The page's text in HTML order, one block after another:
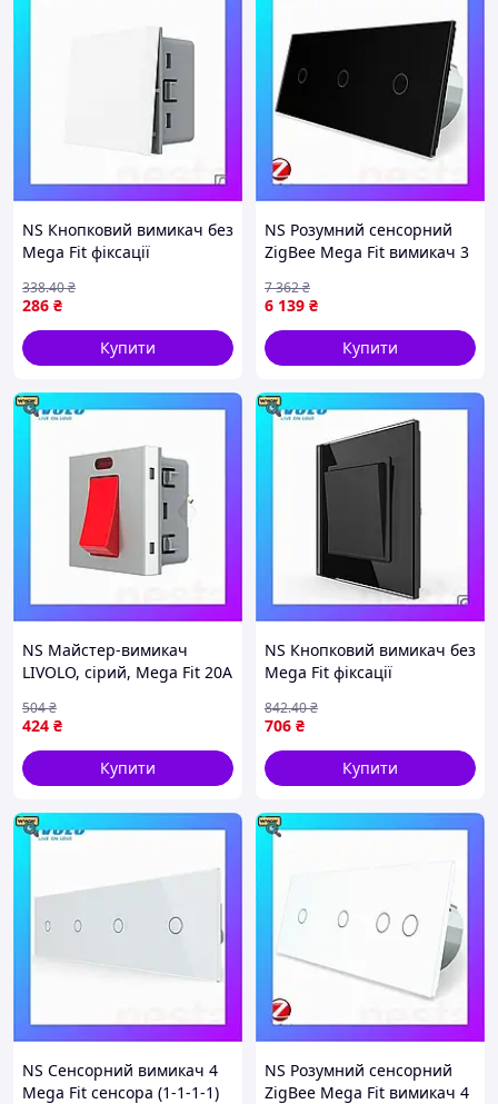
NS Кнопковий вимикач без
Mega Fit фіксації
LIVOLO, білий, модуль без
рамки ( Nes22/Q
286 ₴
338.40₴
Купити
NS Розумний сенсорний
ZigBee Mega Fit вимикач 3
чорний (VL-
C701Z/C701Z/C701Z-1
Nes22/Q
6 139 ₴
7 362₴
Купити
NS Майстер-вимикач
LIVOLO, сірий, Mega Fit 20А
(VL-FCMKV20A-2IP) Nes22/Q
424 ₴
504₴
Купити
NS Кнопковий вимикач без
Mega Fit фіксації
Імпульсний вимикач Livolo
чорний скло (V Nes22/Q
706 ₴
842.40₴
Купити
NS Сенсорний вимикач 4
Mega Fit сенсора (1-1-1-1)
NS Розумний сенсорний
ZigBee Mega Fit вимикач 4